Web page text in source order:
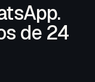
de 24